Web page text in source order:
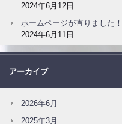
2024年6月12日
ホームページが直りました！
2024年6月11日
アーカイブ
2026年6月
2025年3月